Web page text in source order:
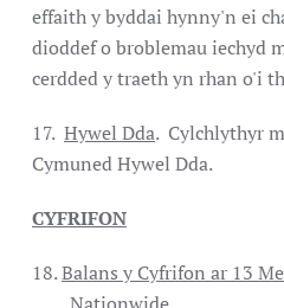
effaith y byddai hynny'n ei
dioddef o broblemau iechyd
cerdded y traeth yn rhan o'i
17. Hywel Dda. Cylchlythyr
Cymuned Hywel Dda.
CYFRIFON
18.Balans y Cyfrifon ar 13